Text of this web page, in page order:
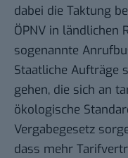
dabei die Taktung
ÖPNV in ländlichen
sogenannte
Staatliche Aufträge
gehen, die sich an
ökologische
Vergabegesetz
dass mehr